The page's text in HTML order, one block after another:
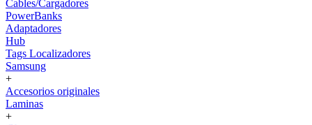
Cables/Cargadores
PowerBanks
Adaptadores
Hub
Tags Localizadores
Samsung
+
Accesorios originales
Laminas
+